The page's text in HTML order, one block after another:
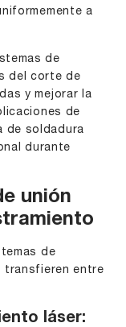
a
de
del corte de
y mejorar la
de
de soldadura
durante
unión
de
transfieren entre
láser: